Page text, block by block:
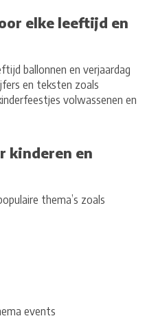
elke leeftijd en
ballonnen en verjaardag
en teksten zoals
volwassenen en
kinderen en
thema’s zoals
events